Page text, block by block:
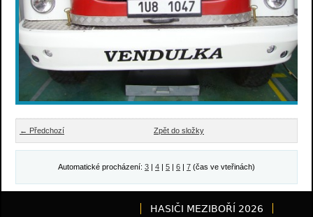
← Předchozí Zpět do složky
Automatické procházení: 3 | 4 | 5 | 6 | 7 (čas ve vteřinách)
HASIČI MEZIBOŘÍ 2026